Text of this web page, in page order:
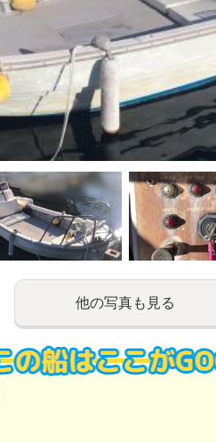
他の写真も見る